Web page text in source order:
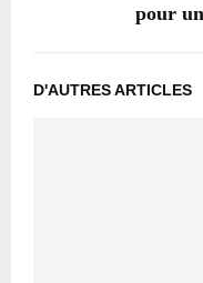
pour
D'AUTRES ARTICLES